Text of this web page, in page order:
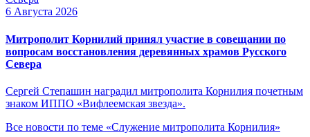
6 Августа 2026
Митрополит Корнилий принял участие в совещании по
вопросам восстановления деревянных храмов Русского
Севера
Сергей Степашин наградил митрополита Корнилия почетным
знаком ИППО «Вифлеемская звезда».
Все новости по теме «Служение митрополита Корнилия»